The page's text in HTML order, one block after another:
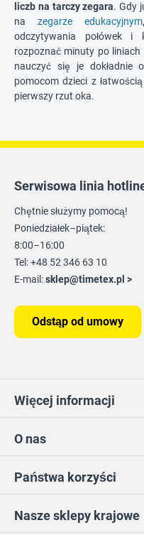
liczb na tarczy zegara. Gdy
na zegarze edukacyjnym
odczytywania połówek i
rozpoznać minuty po
nauczyć się je dokładnie
pomocom dzieci z
pierwszy rzut oka.
Państwa korzyści
Nasze sklepy krajowe
O nas
Serwisowa linia
Chętnie służymy pomocą!
Poniedziałek–piątek:
8:00–16:00
Tel: +48 52 346 63 10
E-mail:sklep@timetex.pl >
Odstąp od umowy
Więcej informacji